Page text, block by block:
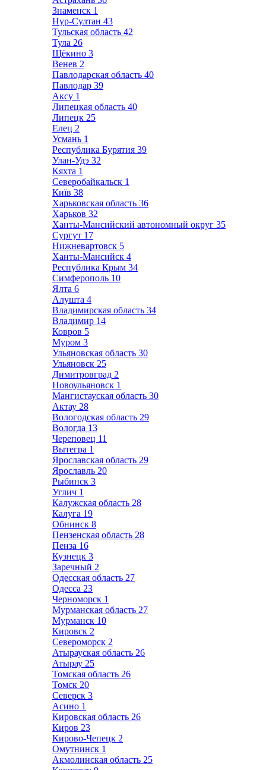
Знаменск 1
Нур-Султан 43
Тульская область 42
Тула 26
Щёкино 3
Венев 2
Павлодарская область 40
Павлодар 39
Аксу 1
Липецкая область 40
Липецк 25
Елец 2
Усмань 1
Республика Бурятия 39
Улан-Удэ 32
Кяхта 1
Северобайкальск 1
Київ 38
Харьковская область 36
Харьков 32
Ханты-Мансийский автономный округ 35
Сургут 17
Нижневартовск 5
Ханты-Мансийск 4
Республика Крым 34
Симферополь 10
Ялта 6
Алушта 4
Владимирская область 34
Владимир 14
Ковров 5
Муром 3
Ульяновская область 30
Ульяновск 25
Димитровград 2
Новоульяновск 1
Мангистауская область 30
Актау 28
Вологодская область 29
Вологда 13
Череповец 11
Вытегра 1
Ярославская область 29
Ярославль 20
Рыбинск 3
Углич 1
Калужская область 28
Калуга 19
Обнинск 8
Пензенская область 28
Пенза 16
Кузнецк 3
Заречный 2
Одесская область 27
Одесса 23
Черноморск 1
Мурманская область 27
Мурманск 10
Кировск 2
Североморск 2
Атырауская область 26
Атырау 25
Томская область 26
Томск 20
Северск 3
Асино 1
Кировская область 26
Киров 23
Кирово-Чепецк 2
Омутнинск 1
Акмолинская область 25